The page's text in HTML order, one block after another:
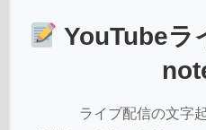
YouTubeラ
ライブ配信の文字